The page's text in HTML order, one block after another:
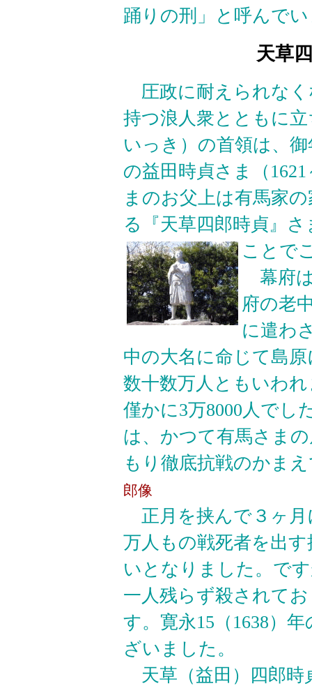
踊りの刑」と呼んで
天草
圧政に耐えられなく
持つ浪人衆とともに
いっき）の首領は、
の益田時貞さま（
まのお父上は有馬家
る『天草四郎時貞』
ことで
幕府
府の老
に遣わ
中の大名に命じて島
数十数万人ともいわ
僅かに3万8000人でし
は、かつて有馬さま
もり徹底抗戦のかま
郎像
正月を挟んで３ヶ月
万人もの戦死者を出
いとなりました。で
一人残らず殺されて
す。寛永15（1638）
ざいました。
天草（益田）四郎時